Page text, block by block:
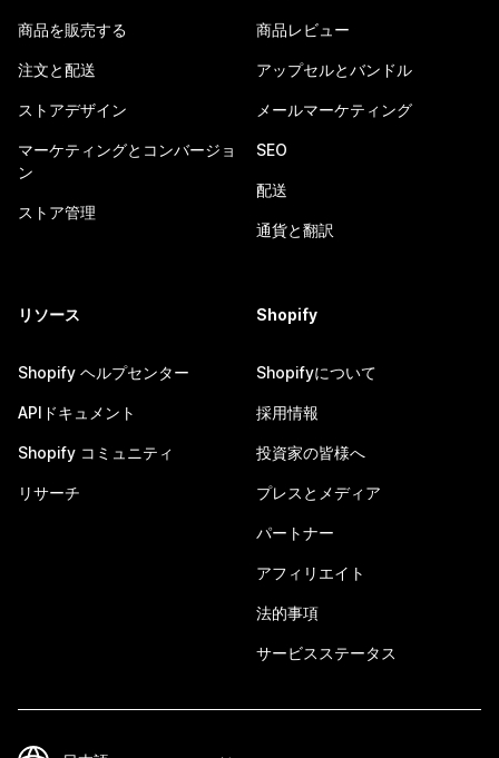
商品を販売する
注文と配送
ストアデザイン
マーケティングとコンバージョ
ン
ストア管理
商品レビュー
アップセルとバンドル
メールマーケティング
SEO
配送
通貨と翻訳
リソース
Shopify ヘルプセンター
APIドキュメント
Shopify コミュニティ
リサーチ
Shopify
Shopifyについて
採用情報
投資家の皆様へ
プレスとメディア
パートナー
アフィリエイト
法的事項
サービスステータス